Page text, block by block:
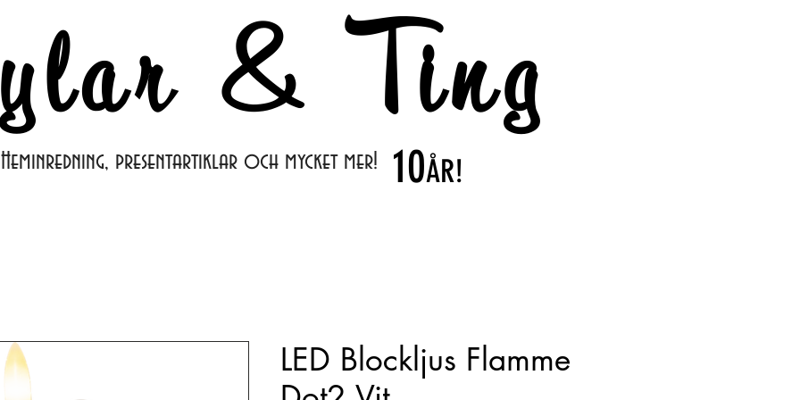
& Ting
Heminredning, presentartiklar och mycket mer! 10ÅR!
LED Blockljus Flamme